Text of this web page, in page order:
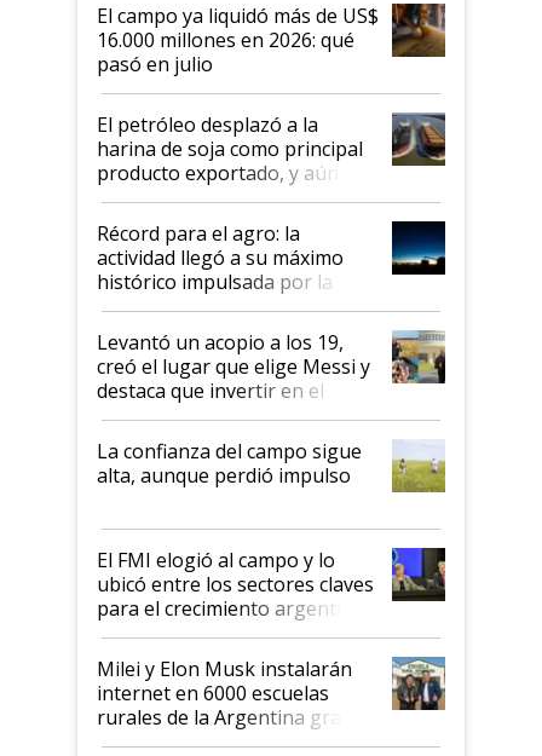
El campo ya liquidó más de US$
16.000 millones en 2026: qué
pasó en julio
El petróleo desplazó a la
harina de soja como principal
producto exportado, y aún así
el agro aportó casi seis de cada
diez dólares y sostuvo el
liderazgo en un semestre
récord
Récord para el agro: la
actividad llegó a su máximo
histórico impulsada por la
cosecha y las exportaciones
Levantó un acopio a los 19,
creó el lugar que elige Messi y
destaca que invertir en el
kirchnerismo era como "darle
plata a un hijo para droga":
Juan Félix Rossetti, el libertario
que de una dura crisis salió
de Milei
La confianza del campo sigue
alta, aunque perdió impulso
El FMI elogió al campo y lo
ubicó entre los sectores claves
para el crecimiento argentino
Milei y Elon Musk instalarán
internet en 6000 escuelas
rurales de la Argentina gracias
a un acuerdo con Starlink